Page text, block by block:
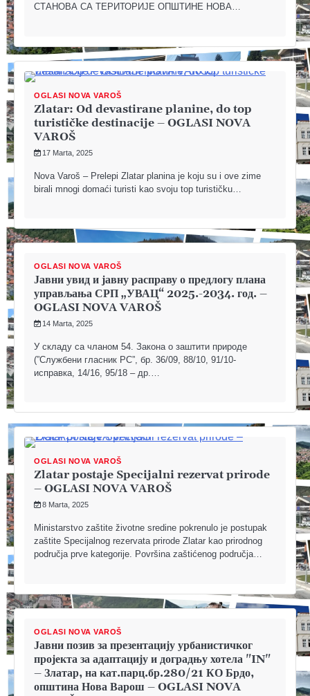
СТАНОВА СА ТЕРИТОРИЈЕ ОПШТИНЕ НОВА…
OGLASI NOVA VAROŠ
Zlatar: Od devastirane planine, do top
turističke destinacije – OGLASI NOVA
VAROŠ
17 Marta, 2025
Nova Varoš – Prelepi Zlatar planina je koju su i ove zime
birali mnogi domaći turisti kao svoju top turističku…
OGLASI NOVA VAROŠ
Јавни увид и јавну расправу о предлогу плана
управљања СРП „УВАЦ“ 2025.-2034. год. –
OGLASI NOVA VAROŠ
14 Marta, 2025
У складу са чланом 54. Закона о заштити природе
(”Службени гласник РС”, бр. 36/09, 88/10, 91/10-
исправка, 14/16, 95/18 – др.…
OGLASI NOVA VAROŠ
Zlatar postaje Specijalni rezervat prirode
– OGLASI NOVA VAROŠ
8 Marta, 2025
Ministarstvo zaštite životne sredine pokrenulo je postupak
zaštite Specijalnog rezervata prirode Zlatar kao prirodnog
područja prve kategorije. Površina zaštićenog područja…
OGLASI NOVA VAROŠ
Јавни позив за презентацију урбанистичког
пројекта за адаптацију и доградњу хотела "IN"
– Златар, на кат.парц.бр.280/21 КО Брдо,
општина Нова Варош – OGLASI NOVA